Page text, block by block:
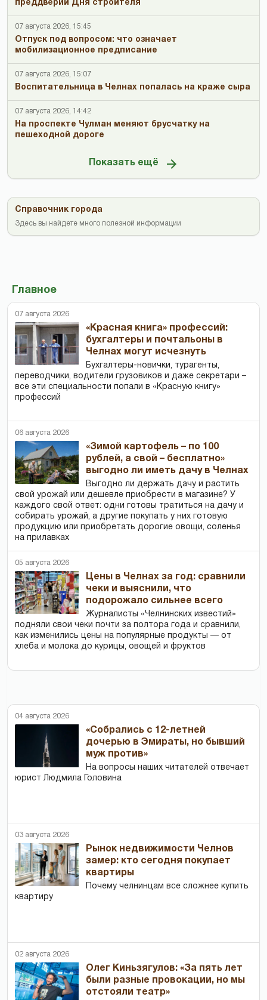
преддверии Дня строителя
07 августа 2026, 15:45
Отпуск под вопросом: что означает
мобилизационное предписание
07 августа 2026, 15:07
Воспитательница в Челнах попалась на краже сыра
07 августа 2026, 14:42
На проспекте Чулман меняют брусчатку на
пешеходной дороге
Показать ещё
Справочник города
Здесь вы найдете много полезной информации
Главное
07 августа 2026
«Красная книга» профессий:
бухгалтеры и почтальоны в
Челнах могут исчезнуть
Бухгалтеры-новички, тур­агенты,
переводчики, водители грузовиков и даже секретари –
все эти специальности попали в «Красную книгу»
профессий
06 августа 2026
«Зимой картофель – по 100
рублей, а свой – бесплатно»
выгодно ли иметь дачу в Челнах
Выгодно ли держать дачу и растить
свой урожай или дешевле приобрести в магазине? У
каждого свой ответ: одни готовы тратиться на дачу и
собирать урожай, а другие покупать у них готовую
продукцию или приобретать дорогие овощи, соленья
на прилавках
05 августа 2026
Цены в Челнах за год: сравнили
чеки и выяснили, что
подорожало сильнее всего
Журналисты «Челнинских известий»
подняли свои чеки почти за полтора года и сравнили,
как изменились цены на популярные продукты — от
хлеба и молока до курицы, овощей и фруктов
04 августа 2026
«Собрались с 12-летней
дочерью в Эмираты, но бывший
муж против»
На вопросы наших читателей отвечает
юрист Людмила Головина
03 августа 2026
Рынок недвижимости Челнов
замер: кто сегодня покупает
квартиры
Почему челнинцам все сложнее купить
квартиру
02 августа 2026
Олег Киньзягулов: «За пять лет
были разные провокации, но мы
отстояли театр»